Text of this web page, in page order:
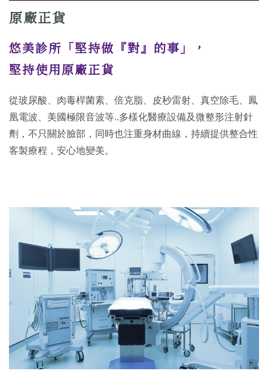
原廠正貨
悠美診所「堅持做『對』的事」，
堅持使用原廠正貨
從玻尿酸、肉毒桿菌素、倍克脂、皮秒雷射、真空除毛、鳳
凰電波、美國極限音波等..多樣化醫療設備及微整形注射針
劑，不只關於臉部，同時也注重身材曲線，持續提供整合性
客製療程，安心地變美。